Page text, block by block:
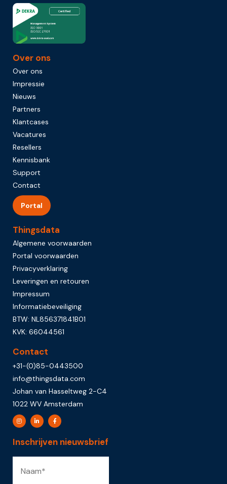
Over ons
Over ons
Impressie
Nieuws
Partners
Klantcases
Vacatures
Resellers
Kennisbank
Support
Contact
Portal
Thingsdata
Algemene voorwaarden
Portal voorwaarden
Privacyverklaring
Leveringen en retouren
Impressum
Informatiebeveiliging
BTW: NL856371841B01
KVK: 66044561
Contact
+31-(0)85-0443500
info@thingsdata.com
Johan van Hasseltweg 2-C4
1022 WV Amsterdam
Inschrijven nieuwsbrief